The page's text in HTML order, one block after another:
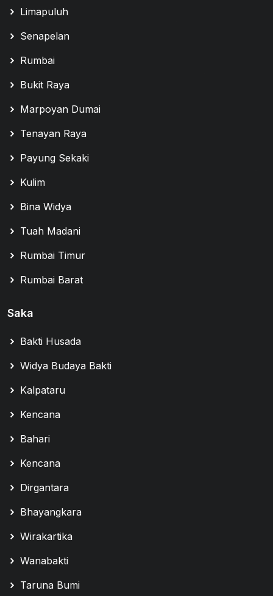
Limapuluh
Senapelan
Rumbai
Bukit Raya
Marpoyan Dumai
Tenayan Raya
Payung Sekaki
Kulim
Bina Widya
Tuah Madani
Rumbai Timur
Rumbai Barat
Saka
Bakti Husada
Widya Budaya Bakti
Kalpataru
Kencana
Bahari
Kencana
Dirgantara
Bhayangkara
Wirakartika
Wanabakti
Taruna Bumi